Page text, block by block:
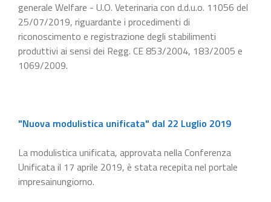
generale Welfare - U.O. Veterinaria con d.d.u.o. 11056 del
25/07/2019, riguardante i procedimenti di
riconoscimento e registrazione degli stabilimenti
produttivi ai sensi dei Regg. CE 853/2004, 183/2005 e
1069/2009.
"Nuova modulistica unificata" dal 22 Luglio 2019
La modulistica unificata, approvata nella Conferenza
Unificata il 17 aprile 2019, è stata recepita nel portale
impresainungiorno.